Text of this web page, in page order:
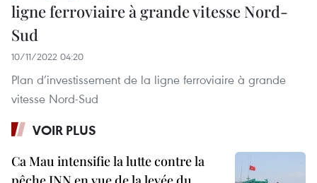
ligne ferroviaire à grande vitesse Nord-
Sud
10/11/2022 04:20
Plan d’investissement de la ligne ferroviaire à grande
vitesse Nord-Sud
VOIR PLUS
Ca Mau intensifie la lutte contre la